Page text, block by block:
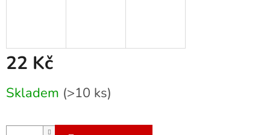
22 Kč
cena:
Skladem (>10 ks)